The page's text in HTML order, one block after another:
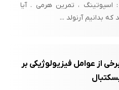
اسپوتینگ ، تمرین هرمی . آیا
بدانیم آرنولد ...
از عوامل فیزیولوژیکی بر